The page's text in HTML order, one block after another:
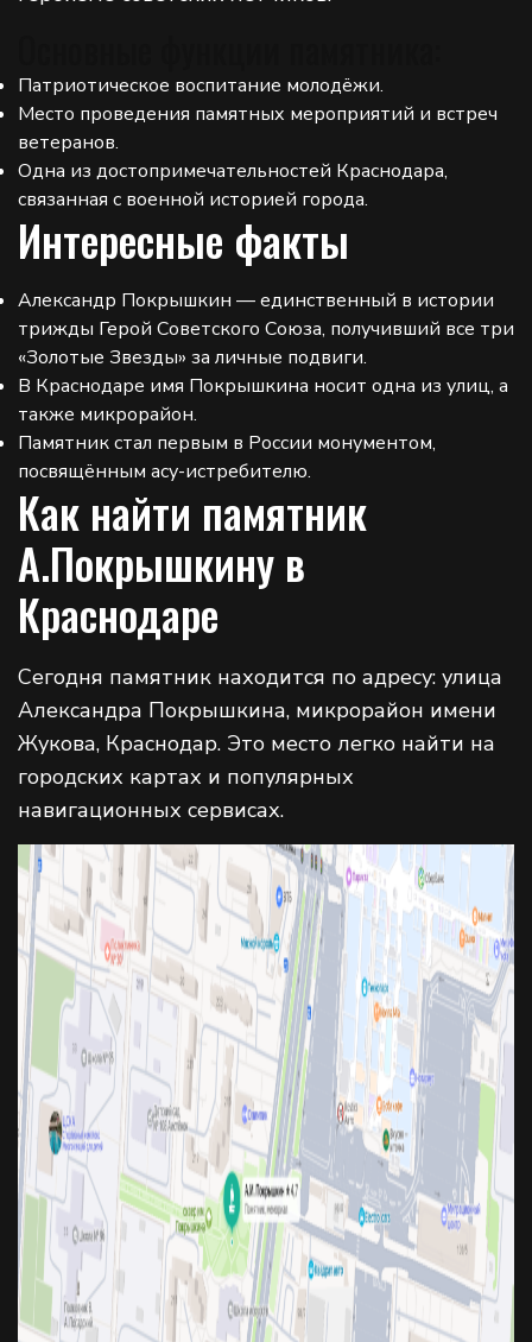
Патриотическое воспитание молодёжи.
Место проведения памятных мероприятий и встреч
ветеранов.
Одна из достопримечательностей Краснодара,
связанная с военной историей города.
Интересные факты
Александр Покрышкин — единственный в истории
трижды Герой Советского Союза, получивший все три
«Золотые Звезды» за личные подвиги.
В Краснодаре имя Покрышкина носит одна из улиц, а
также микрорайон.
Памятник стал первым в России монументом,
посвящённым асу-истребителю.
Как найти памятник
А.Покрышкину в
Краснодаре
Сегодня памятник находится по адресу: улица
Александра Покрышкина, микрорайон имени
Жукова, Краснодар. Это место легко найти на
городских картах и популярных
навигационных сервисах.